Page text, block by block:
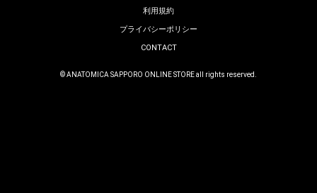
利用規約
プライバシーポリシー
CONTACT
© ANATOMICA SAPPORO ONLINE STORE all rights reserved.